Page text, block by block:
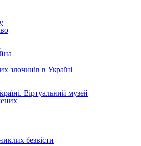
злочинів в Україні
Віртуальний музей
безвісти